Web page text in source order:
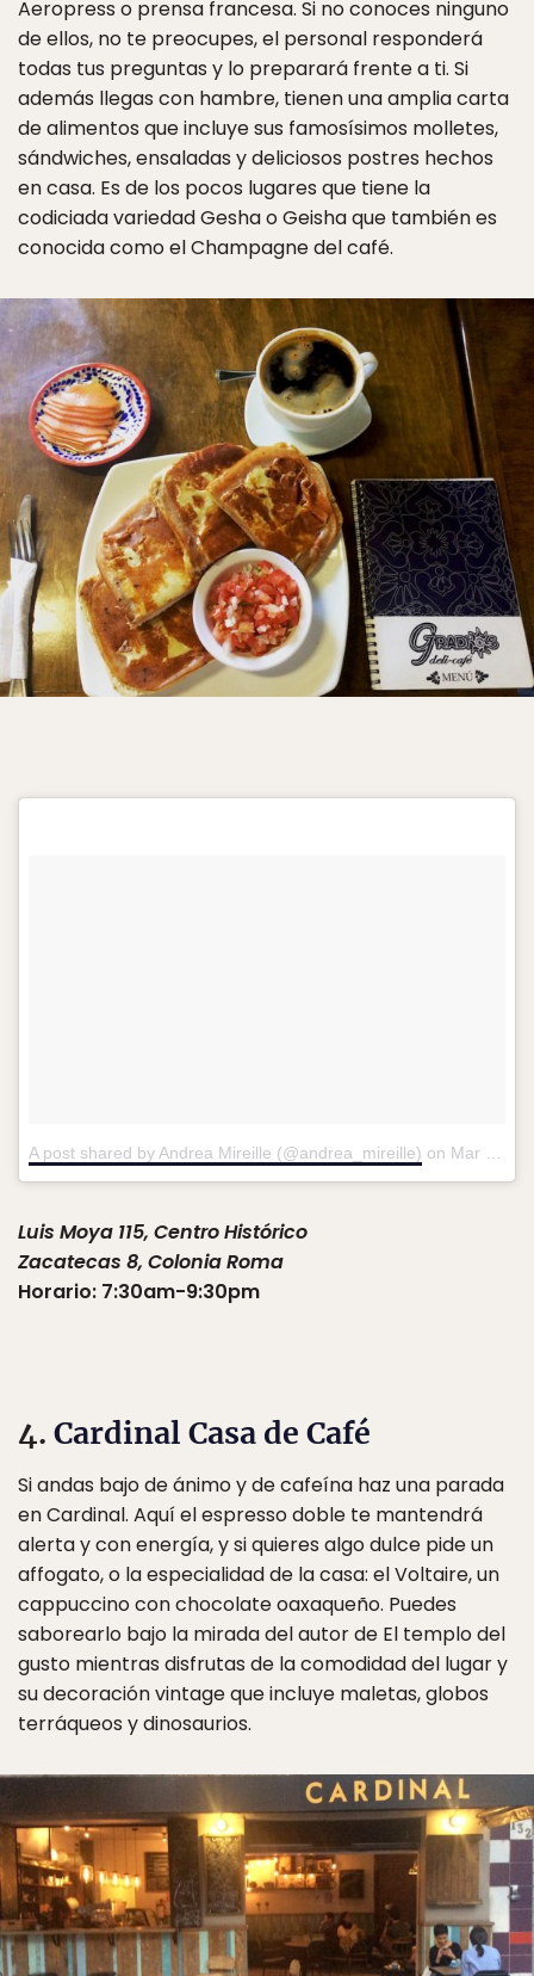
Aeropress o prensa francesa. Si no conoces ninguno
de ellos, no te preocupes, el personal responderá
todas tus preguntas y lo preparará frente a ti. Si
además llegas con hambre, tienen una amplia carta
de alimentos que incluye sus famosísimos molletes,
sándwiches, ensaladas y deliciosos postres hechos
en casa. Es de los pocos lugares que tiene la
codiciada variedad Gesha o Geisha que también es
conocida como el Champagne del café.
A post shared by Andrea Mireille (@andrea_mireille) on Mar 1, 2017 at 11:45am PST
Luis Moya 115, Centro Histórico
Zacatecas 8, Colonia Roma
Horario: 7:30am-9:30pm
4. Cardinal Casa de Café
Si andas bajo de ánimo y de cafeína haz una parada
en Cardinal. Aquí el espresso doble te mantendrá
alerta y con energía, y si quieres algo dulce pide un
affogato, o la especialidad de la casa: el Voltaire, un
cappuccino con chocolate oaxaqueño. Puedes
saborearlo bajo la mirada del autor de El templo del
gusto mientras disfrutas de la comodidad del lugar y
su decoración vintage que incluye maletas, globos
terráqueos y dinosaurios.